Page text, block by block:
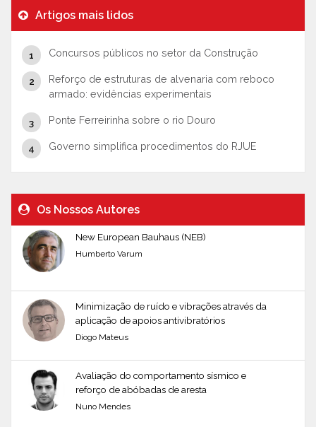
Artigos mais lidos
Concursos públicos no setor da Construção
Reforço de estruturas de alvenaria com reboco
armado: evidências experimentais
Ponte Ferreirinha sobre o rio Douro
Governo simplifica procedimentos do RJUE
Os Nossos Autores
New European Bauhaus (NEB)
Humberto Varum
Minimização de ruído e vibrações através da
aplicação de apoios antivibratórios
Diogo Mateus
Avaliação do comportamento sísmico e
reforço de abóbadas de aresta
Nuno Mendes